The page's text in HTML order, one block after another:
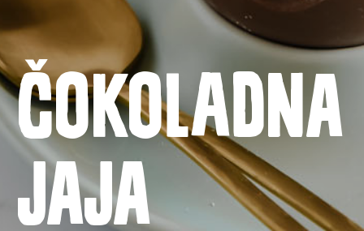
Naslovnica
Proizvodi
Recepti
Priča o ABC siru
Novosti
Čokoladna
jaja